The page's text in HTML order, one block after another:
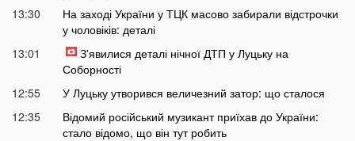
13:30
На заході України у ТЦК масово забирали відстрочки
у чоловіків: деталі
13:01
Зʼявилися деталі нічної ДТП у Луцьку на
Соборності
12:55
У Луцьку утворився величезний затор: що сталося
12:35
Відомий російський музикант приїхав до України:
стало відомо, що він тут робить